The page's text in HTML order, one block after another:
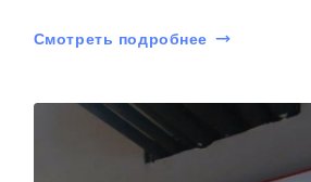
Смотреть подробнее